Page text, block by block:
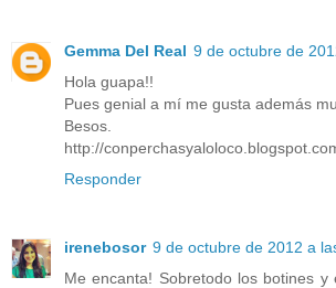
Gemma Del Real 9 de octubre de
Hola guapa!!
Pues genial a mí me gusta además
Besos.
http://
Responder
irenebosor 9 de octubre de 2012 a
Me encanta! Sobretodo los botines y